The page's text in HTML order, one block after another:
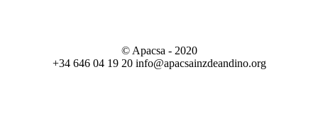
© Apacsa - 2020
+34 646 04 19 20 info@apacsainzdeandino.org